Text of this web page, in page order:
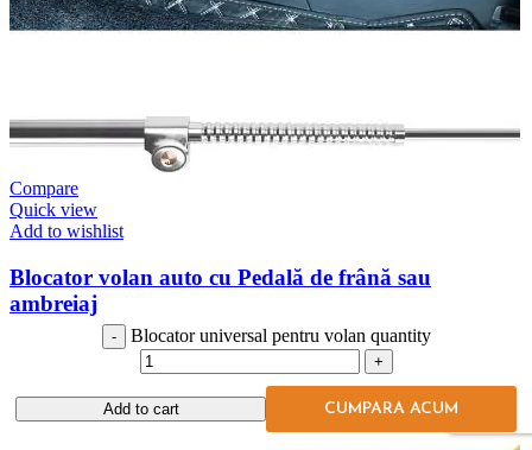
Blocator universal pentru volan quantity
Add to cart CUMPARA ACUM
Compare
Quick view
Add to wishlist
Blocator volan auto cu Pedală de frână sau
ambreiaj
Antifurt masina
Add to cart